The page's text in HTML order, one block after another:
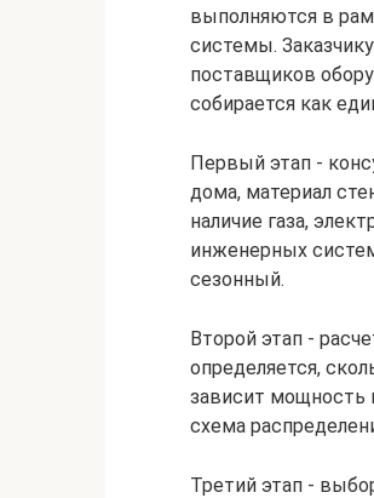
выполняются в
системы.
поставщиков
собирается как
Первый этап -
дома, материал
наличие газа,
инженерных
сезонный.
Второй этап -
определяется,
зависит мощность
схема
Третий этап -